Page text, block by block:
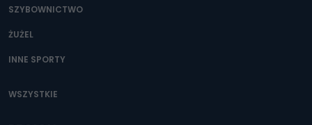
SZYBOWNICTWO
ŻUŻEL
INNE SPORTY
WSZYSTKIE